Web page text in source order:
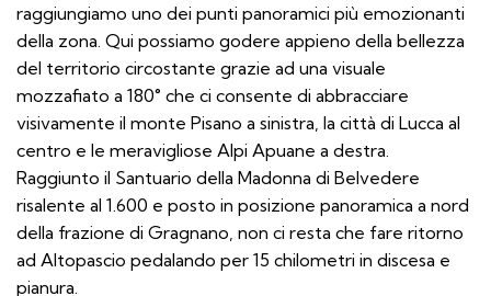
raggiungiamo uno dei punti panoramici più emozionanti
della zona. Qui possiamo godere appieno della bellezza
del territorio circostante grazie ad una visuale
mozzafiato a 180° che ci consente di abbracciare
visivamente il monte Pisano a sinistra, la città di Lucca al
centro e le meravigliose Alpi Apuane a destra.
Raggiunto il Santuario della Madonna di Belvedere
risalente al 1.600 e posto in posizione panoramica a nord
della frazione di Gragnano, non ci resta che fare ritorno
ad Altopascio pedalando per 15 chilometri in discesa e
pianura.